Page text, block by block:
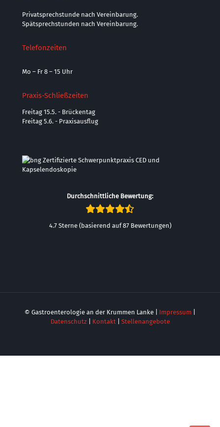
Privatsprechstunde nach Vereinbarung.
Spätsprechstunden nach Vereinbarung.
Telefonzeiten
Mo – Fr 8 – 15 Uhr
Praxis-Schließzeiten
Freitag 15.5. - Brückentag
Freitag 5.6. - Praxisausflug
Durchschnittliche Bewertung:
4.7 Sterne (basierend auf 87 Bewertungen)
© Gastroenterologie an der Krummen Lanke | Impressum
Datenschutz| Kontakt Stellenangebote